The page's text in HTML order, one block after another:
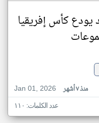
كأس إفريقيا
Jan 01, 2026
منذ ٧ أشهر
عدد الكلمات: ١١٠